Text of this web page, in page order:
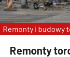
Remonty
Remonty i budowy